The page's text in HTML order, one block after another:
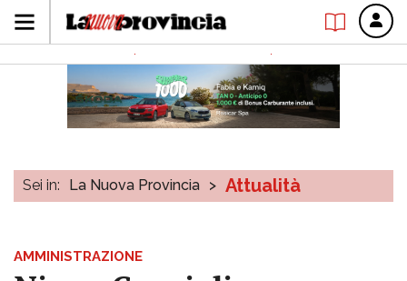
Sei in: La Nuova Provincia > Attualità
AMMINISTRAZIONE